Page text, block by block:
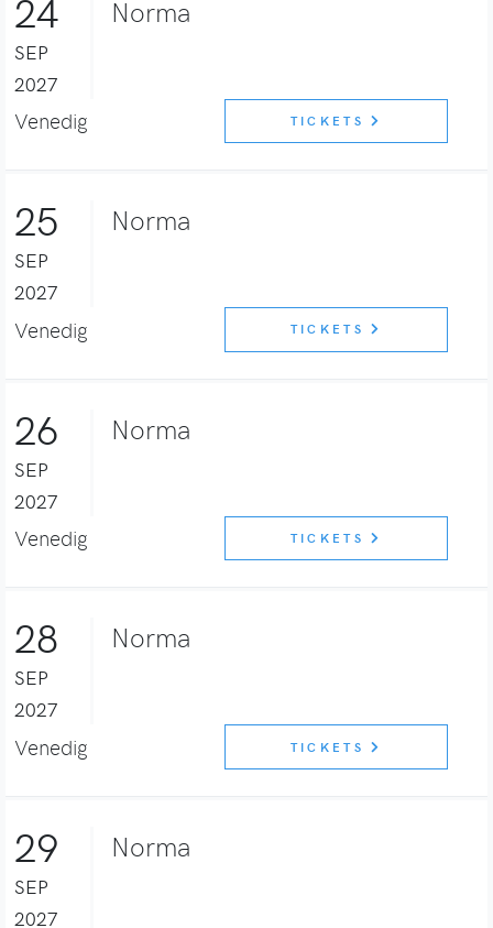
24
SEP
2027
Norma
Venedig TICKETS
25
SEP
2027
Norma
Venedig TICKETS
26
SEP
2027
Norma
Venedig TICKETS
28
SEP
2027
Norma
Venedig TICKETS
29
SEP
2027
Norma